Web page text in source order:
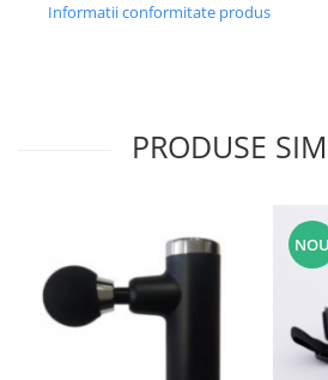
Informatii conformitate produs
PRODUSE
NOU